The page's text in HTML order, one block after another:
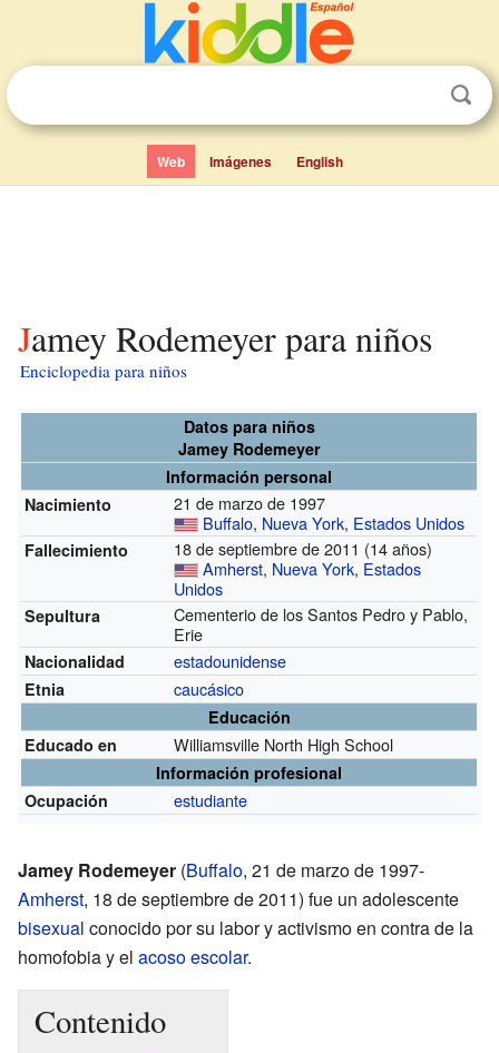
Web Imágenes English
Jamey Rodemeyer para niños
Enciclopedia para niños
Datos para niños
Jamey Rodemeyer
Información personal
Nacimiento
21 de marzo de 1997
Buffalo, Nueva York, Estados Unidos
Fallecimiento
18 de septiembre de 2011 (14 años)
Amherst, Nueva York, Estados
Unidos
Sepultura
Cementerio de los Santos Pedro y Pablo,
Erie
Nacionalidad estadounidense
Etnia caucásico
Educación
Educado en
Williamsville North High School
Información profesional
Ocupación
estudiante
Jamey Rodemeyer (Buffalo, 21 de marzo de 1997-
Amherst, 18 de septiembre de 2011) fue un adolescente
bisexual conocido por su labor y activismo en contra de la
homofobia y el acoso escolar.
Contenido